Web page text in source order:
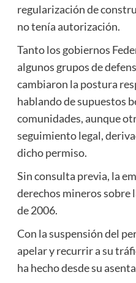
regularización de
no tenía autorización.
Tanto los gobiernos
algunos grupos de
cambiaron la postura
hablando de supuestos
comunidades, aunque
seguimiento legal,
dicho permiso.
Sin consulta previa, la
derechos mineros sobre
de 2006.
Con la suspensión del
apelar y recurrir a su
ha hecho desde su